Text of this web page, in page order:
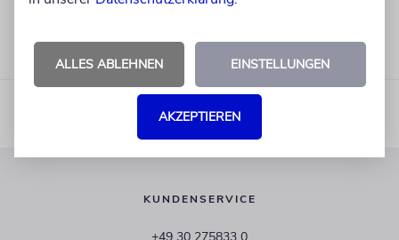
KUNDENSERVICE
ALLES ABLEHNEN EINSTELLUNGEN
AKZEPTIEREN